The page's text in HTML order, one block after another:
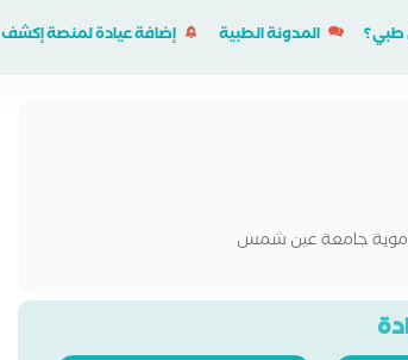
طبي؟ المدونة الطبية إضافة عيادة لمنصة إكشف
جامعة عين شمس